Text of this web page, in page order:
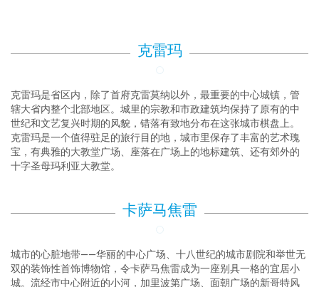
克雷玛
克雷玛是省区内，除了首府克雷莫纳以外，最重要的中心城镇，管
辖大省内整个北部地区。城里的宗教和市政建筑均保持了原有的中
世纪和文艺复兴时期的风貌，错落有致地分布在这张城市棋盘上。
克雷玛是一个值得驻足的旅行目的地，城市里保存了丰富的艺术瑰
宝，有典雅的大教堂广场、座落在广场上的地标建筑、还有郊外的
十字圣母玛利亚大教堂。
卡萨马焦雷
城市的心脏地带——华丽的中心广场、十八世纪的城市剧院和举世无
双的装饰性首饰博物馆，令卡萨马焦雷成为一座别具一格的宜居小
城。流经市中心附近的小河，加里波第广场、面朝广场的新哥特风